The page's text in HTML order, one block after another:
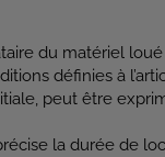
du matériel
définies à
peut être
la durée de